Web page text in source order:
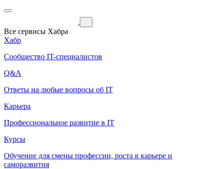
Все сервисы Хабра
Хабр
Сообщество IT-специалистов
Q&A
Ответы на любые вопросы об IT
Карьера
Профессиональное развитие в IT
Курсы
Обучение для смены профессии, роста в карьере и
саморазвития